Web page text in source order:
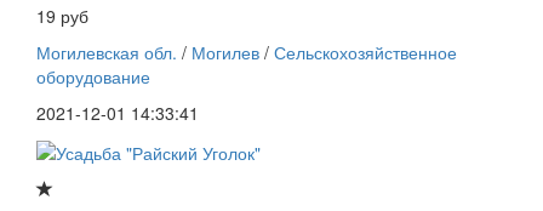
19 руб
Могилевская обл. / Могилев / Сельскохозяйственное
оборудование
2021-12-01 14:33:41